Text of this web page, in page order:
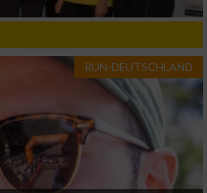
RUN-DEUTSCHLAND